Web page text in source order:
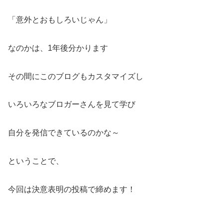
「意外とおもしろいじゃん」
なのかは、1年後分かります
その間にこのブログもカスタマイズし
いろいろなブロガーさんを見て学び
自分を発信できているのかな～
ということで、
今回は決意表明の投稿で締めます！